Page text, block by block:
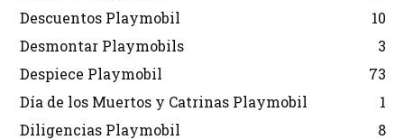
Descuentos Playmobil
10
Desmontar Playmobils
3
Despiece Playmobil
73
Día de los Muertos y Catrinas Playmobil
1
Diligencias Playmobil
8